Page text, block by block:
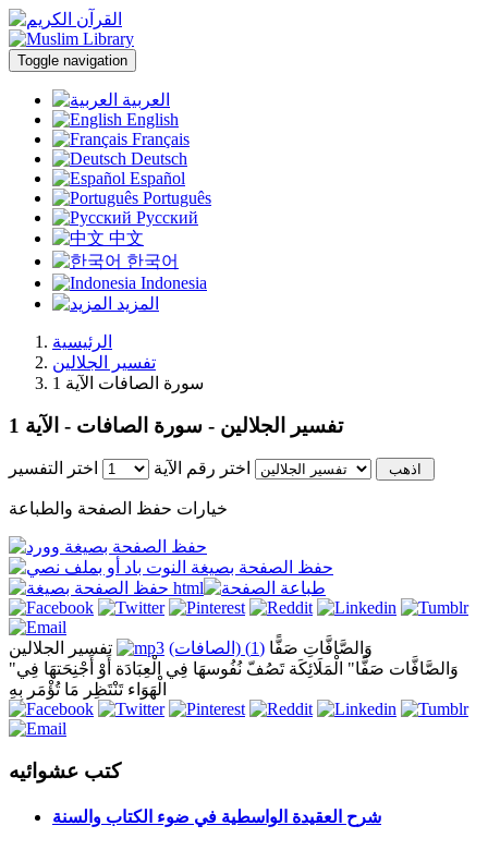
Toggle navigation
العربية
English
Français
Deutsch
Español
Português
Русский
中文
한국어
Indonesia
المزيد
الرئيسية
تفسير الجلالين
سورة الصافات الآية 1
تفسير الجلالين - سورة الصافات - الآية 1
اختر رقم الآية اختر التفسير
خيارات حفظ الصفحة والطباعة
وَالصَّافَّاتِ صَفًّا (1) (الصافات)
تفسير الجلالين
"وَالصَّافَّات صَفًّا" الْمَلَائِكَة تَصُفّ نُفُوسهَا فِي الْعِبَادَة أَوْ أَجْنِحَتهَا فِي
الْهَوَاء تَنْتَظِر مَا تُؤْمَر بِهِ
كتب عشوائيه
شرح العقيدة الواسطية في ضوء الكتاب والسنة